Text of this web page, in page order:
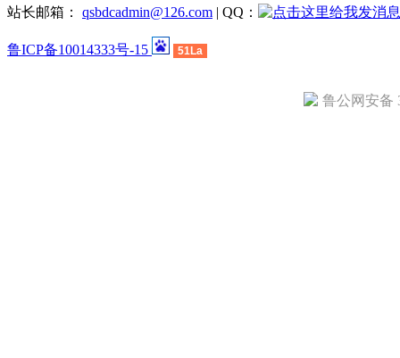
站长邮箱： qsbdcadmin@126.com | QQ：
鲁ICP备10014333号-15 51La
鲁公网安备